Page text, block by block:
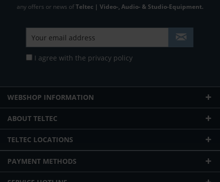
any offers or news ofTeltec | Video-, Audio- & Studio-Equipment.
I agree with the privacy policy
WEBSHOP INFORMATION
ABOUT TELTEC
TELTEC LOCATIONS
PAYMENT METHODS